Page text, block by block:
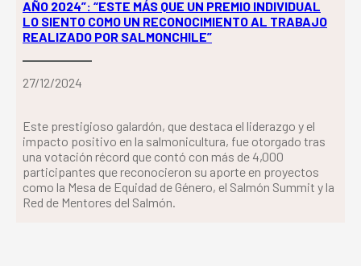
AÑO 2024”: “ESTE MÁS QUE UN PREMIO INDIVIDUAL
LO SIENTO COMO UN RECONOCIMIENTO AL TRABAJO
REALIZADO POR SALMONCHILE”
27/12/2024
Este prestigioso galardón, que destaca el liderazgo y el
impacto positivo en la salmonicultura, fue otorgado tras
una votación récord que contó con más de 4,000
participantes que reconocieron su aporte en proyectos
como la Mesa de Equidad de Género, el Salmón Summit y la
Red de Mentores del Salmón.